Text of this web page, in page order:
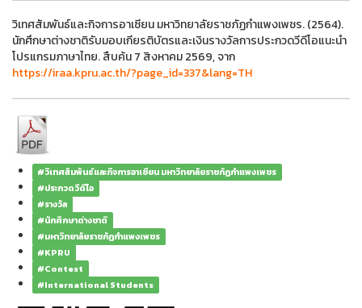
วิเทศสัมพันธ์และกิจการอาเซียน มหาวิทยาลัยราชภัฏกำแพงเพชร. (2564).
นักศึกษาต่างชาติรับมอบเกียรติบัตรและเงินรางวัลการประกวดวีดีโอแนะนำ
โปรแกรมภาษาไทย. สืบค้น 7 สิงหาคม 2569, จาก
https://iraa.kpru.ac.th/?page_id=337&lang=TH
#วิเทศสัมพันธ์และกิจการอาเซียน มหาวิทยาลัยราชภัฏกำแพงเพชร
#ประกวดวีดีโอ
#รางวัล
#นักศึกษาต่างชาติ
#มหาวิทยาลัยราชภัฏกำแพงเพชร
#KPRU
#Contest
#International Students